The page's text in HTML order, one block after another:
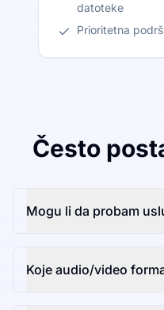
datoteke
Prioritetna
Često
Mogu li da probam
Koje audio/video